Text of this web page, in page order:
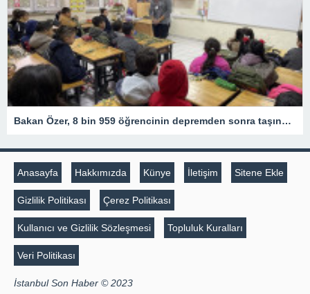
Bakan Özer, 8 bin 959 öğrencinin depremden sonra taşındığı illerden memleketlerine nakillerinin yapıldığını belirtti
Anasayfa Hakkımızda Künye İletişim Sitene Ekle
Gizlilik Politikası Çerez Politikası
Kullanıcı ve Gizlilik Sözleşmesi Topluluk Kuralları
Veri Politikası
İstanbul Son Haber © 2023